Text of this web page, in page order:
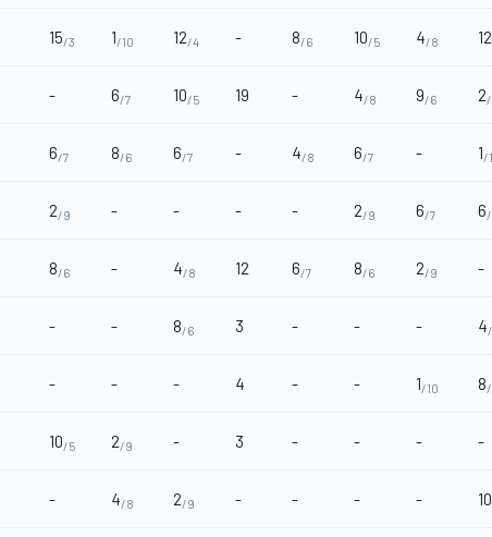
15/3 1/10 12/4 - 8/6 10/5 4/8 12
- 6/7 10/5 19 - 4/8 9/6 2
6/7 8/6 6/7 - 4/8 6/7 - 1/
2/9 - - - - 2/9 6/7 6
8/6 - 4/8 12 6/7 8/6 2/9 -
- - 8/6 3 - - - 4
- - - 4 - - 1/10 8
10/5 2/9 - 3 - - - -
- 4/8 2/9 - - - - 10